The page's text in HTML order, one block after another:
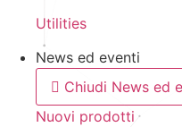
Utilities
News ed eventi
Chiudi News
Nuovi prodotti